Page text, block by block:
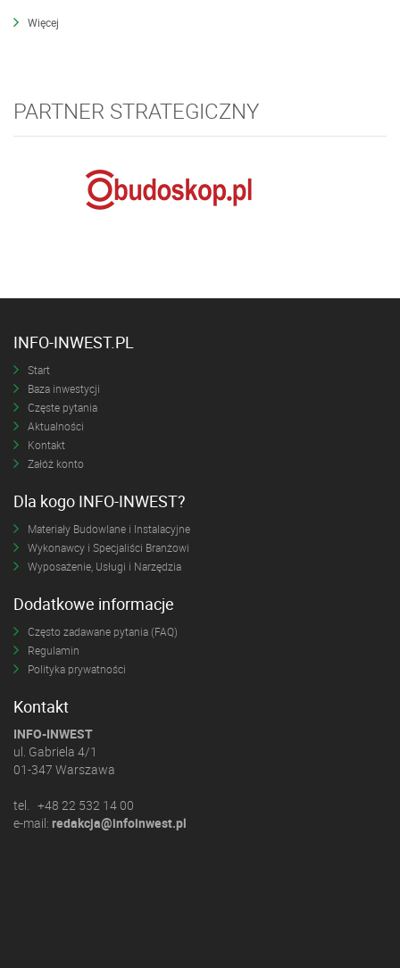
Więcej
PARTNER STRATEGICZNY
INFO-INWEST.PL
Start
Baza inwestycji
Częste pytania
Aktualności
Kontakt
Załóż konto
Dla kogo INFO-INWEST?
Materiały Budowlane i Instalacyjne
Wykonawcy i Specjaliści Branżowi
Wyposażenie, Usługi i Narzędzia
Dodatkowe informacje
Często zadawane pytania (FAQ)
Regulamin
Polityka prywatności
Kontakt
INFO-INWEST
ul. Gabriela 4/1
01-347 Warszawa
tel. +48 22 532 14 00
e-mail: redakcja@infoinwest.pl